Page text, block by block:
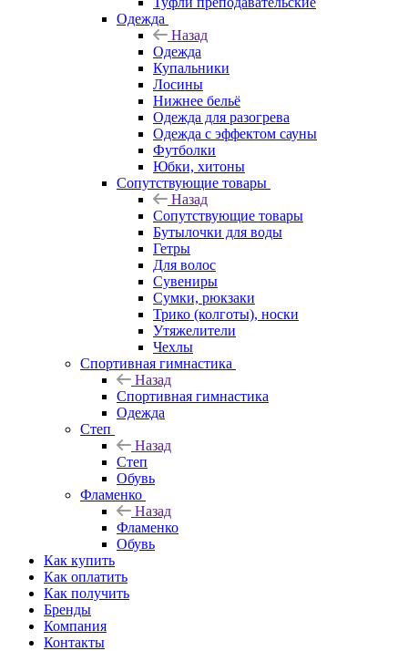
Одежда
Назад
Одежда
Купальники
Лосины
Нижнее бельё
Одежда для разогрева
Одежда с эффектом сауны
Футболки
Юбки, хитоны
Сопутствующие товары
Назад
Сопутствующие товары
Бутылочки для воды
Гетры
Для волос
Сувениры
Сумки, рюкзаки
Трико (колготы), носки
Утяжелители
Чехлы
Спортивная гимнастика
Назад
Спортивная гимнастика
Одежда
Степ
Назад
Степ
Обувь
Фламенко
Назад
Фламенко
Обувь
Как купить
Как оплатить
Как получить
Бренды
Компания
Контакты